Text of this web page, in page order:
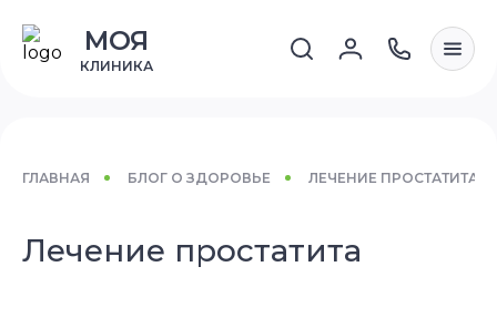
МОЯ
КЛИНИКА
ГЛАВНАЯ БЛОГ О ЗДОРОВЬЕ ЛЕЧЕНИЕ ПРОСТАТИТА
Лечение простатита